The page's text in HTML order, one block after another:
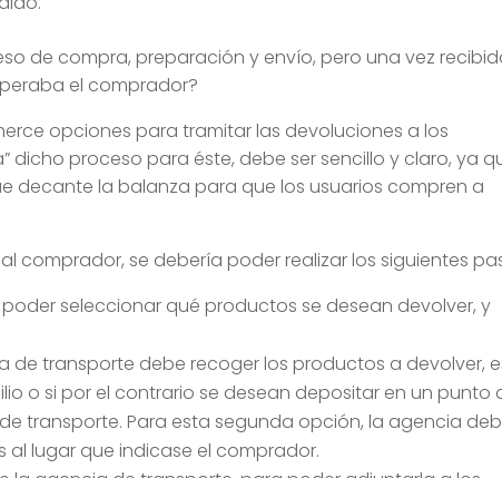
de compra, preparación y envío, pero una vez
el comprador?
opciones para tramitar las devoluciones a los
dicho proceso para éste, debe ser sencillo y claro, ya
decante la balanza para que los usuarios compren a
comprador, se debería poder realizar los siguientes
seleccionar qué productos se desean devolver, y
de transporte debe recoger los productos a devolver,
o si por el contrario se desean depositar en un punto
transporte. Para esta segunda opción, la agencia
lugar que indicase el comprador.